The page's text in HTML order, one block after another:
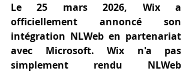
Le 25 mars 2026, Wix a
officiellement annoncé son
intégration NLWeb en partenariat
avec Microsoft. Wix n'a pas
simplement rendu NLWeb